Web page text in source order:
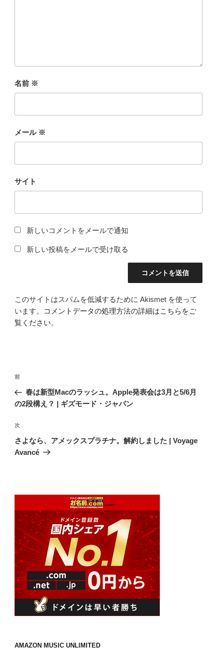
名前 ※
メール ※
サイト
新しいコメントをメールで通知
新しい投稿をメールで受け取る
このサイトはスパムを低減するために Akismet を使って
います。
コメントデータの処理方法の詳細はこちらをご
覧ください。
投
ナ
ゲ
ー
シ
前
の
投
前
春は新型Macのラッシュ。Apple発表会は3月と5/6月
の2段構え？ | ギズモード・ジャパン
次
の
投
次
さよなら、アメックスプラチナ。解約しました | Voyage
Avancé
AMAZON MUSIC UNLIMITED